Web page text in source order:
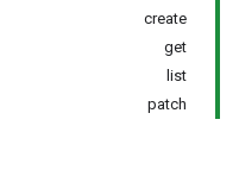
create
get
list
patch